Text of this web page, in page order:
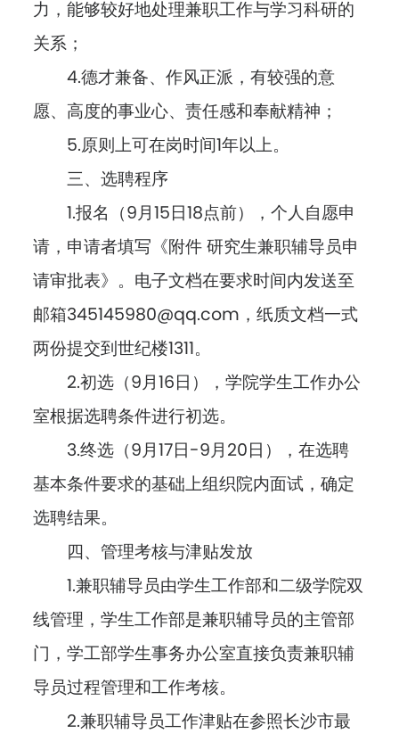
力，能够较好地处理兼职工作与学习科研的
关系；
4.德才兼备、作风正派，有较强的意
愿、高度的事业心、责任感和奉献精神；
5.原则上可在岗时间1年以上。
三、选聘程序
1.报名（9月15日18点前），个人自愿申
请，申请者填写《附件 研究生兼职辅导员申
请审批表》。电子文档在要求时间内发送至
邮箱345145980@qq.com，纸质文档一式
两份提交到世纪楼1311。
2.初选（9月16日），学院学生工作办公
室根据选聘条件进行初选。
3.终选（9月17日-9月20日），在选聘
基本条件要求的基础上组织院内面试，确定
选聘结果。
四、管理考核与津贴发放
1.兼职辅导员由学生工作部和二级学院双
线管理，学生工作部是兼职辅导员的主管部
门，学工部学生事务办公室直接负责兼职辅
导员过程管理和工作考核。
2.兼职辅导员工作津贴在参照长沙市最